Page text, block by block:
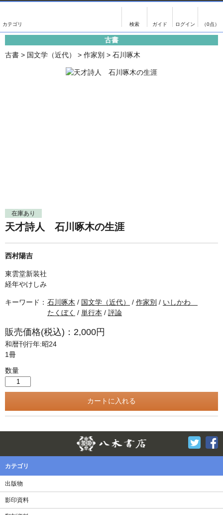
（0点）
影印資料
単行本◆日本語史
単行本◆美術
Ｗｅｂ版
美本なし
書誌学・目録
古書目録
画像がある商品のみ検索
古書
古書 > 国文学（近代） > 作家別 > 石川啄木
在庫あり
天才詩人 石川啄木の生涯
西村陽吉
東雲堂新装社
経年やけしみ
キーワード： 石川啄木 / 国文学（近代） / 作家別 / いしかわ
たくぼく / 単行本 / 評論
販売価格(税込)：2,000円
和暦刊行年:昭24
1冊
数量
Twitter
カテゴリ
出版物
影印資料